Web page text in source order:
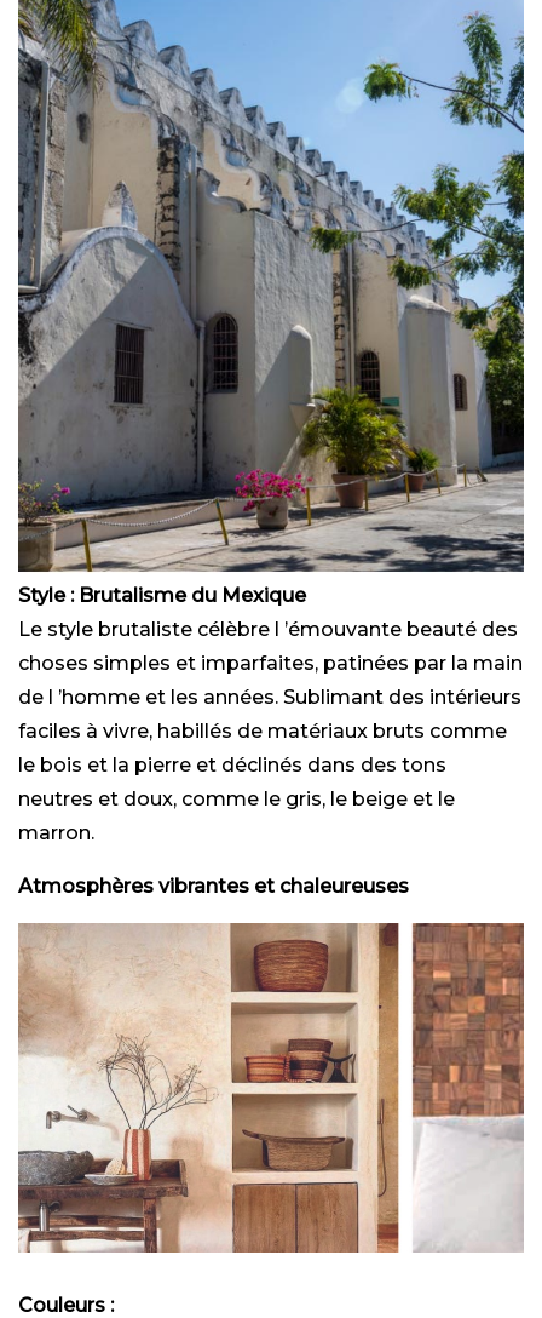
Style : Brutalisme du Mexique
Le style brutaliste célèbre l ’émouvante beauté des
choses simples et imparfaites, patinées par la main
de l ’homme et les années. Sublimant des intérieurs
faciles à vivre, habillés de matériaux bruts comme
le bois et la pierre et déclinés dans des tons
neutres et doux, comme le gris, le beige et le
marron.
Atmosphères vibrantes et chaleureuses
Couleurs :